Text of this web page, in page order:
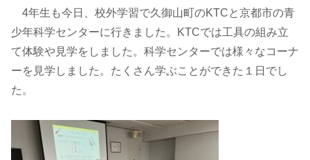
4年生も今日、校外学習で久御山町のKTCと京都市の青
少年科学センターに行きました。KTCでは工具の組み立
て体験や見学をしました。科学センターでは様々なコーナ
ーを見学しました。たくさん学ぶことができた１日でし
た。